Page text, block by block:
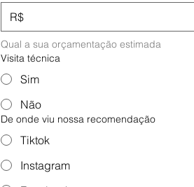
R$
Qual a sua orçamentação estimada
Visita técnica
Sim
Não
De onde viu nossa recomendação
Tiktok
Instagram